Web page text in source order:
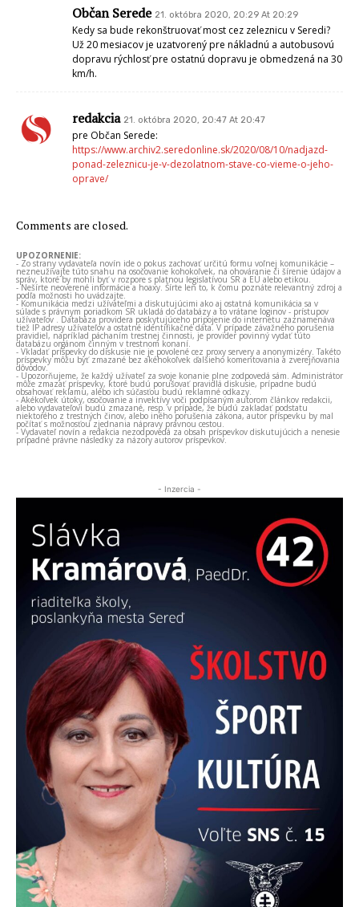
Občan Serede 21. októbra 2020, 20:29 At 20:29
Kedy sa bude rekonštruovať most cez zeleznicu v Seredi?
Už 20 mesiacov je uzatvorený pre nákladnú a autobusovú
dopravu rýchlosť pre ostatnú dopravu je obmedzená na 30
km/h.
redakcia 21. októbra 2020, 20:47 At 20:47
pre Občan Serede:
https://www.archiv2.seredonline.sk/2020/08/10/nadjazd-
ponad-zeleznicu-je-v-dezolatnom-stave-co-vieme-o-jeho-
oprave/
Comments are closed.
UPOZORNENIE:
- Zo strany vydavateľa novín ide o pokus zachovať určitú formu voľnej komunikácie –
nezneužívajte túto snahu na osočovanie kohokoľvek, na ohováranie či šírenie údajov a
správ, ktoré by mohli byť v rozpore s platnou legislatívou SR a EÚ alebo etikou.
- Nešírte neoverené informácie a hoaxy. Šírte len to, k čomu poznáte relevantný zdroj a
podľa možnosti ho uvádzajte.
- Komunikácia medzi užívateľmi a diskutujúcimi ako aj ostatná komunikácia sa v
súlade s právnym poriadkom SR ukladá do databázy a to vrátane loginov - prístupov
užívateľov . Databáza providera poskytujúceho pripojenie do internetu zaznamenáva
tiež IP adresy užívateľov a ostatné identifikačné dáta. V prípade závažného porušenia
pravidiel, napríklad páchaním trestnej činnosti, je provider povinný vydať túto
databázu orgánom činným v trestnom konaní.
- Vkladať príspevky do diskusie nie je povolené cez proxy servery a anonymizéry. Takéto
príspevky môžu byť zmazané bez akéhokoľvek ďalšieho komentovania a zverejňovania
dôvodov.
- Upozorňujeme, že každý užívateľ za svoje konanie plne zodpovedá sám. Administrátor
môže zmazať príspevky, ktoré budú porušovať pravidlá diskusie, prípadne budú
obsahovať reklamu, alebo ich súčasťou budú reklamné odkazy.
- Akékoľvek útoky, osočovanie a invektívy voči podpísaným autorom článkov redakcii,
alebo vydavateľovi budú zmazané, resp. v prípade, že budú zakladať podstatu
niektorého z trestných činov, alebo iného porušenia zákona, autor príspevku by mal
počítať s možnosťou zjednania nápravy právnou cestou.
- Vydavateľ novín a redakcia nezodpovedá za obsah príspevkov diskutujúcich a nenesie
prípadné právne následky za názory autorov príspevkov.
- Inzercia -